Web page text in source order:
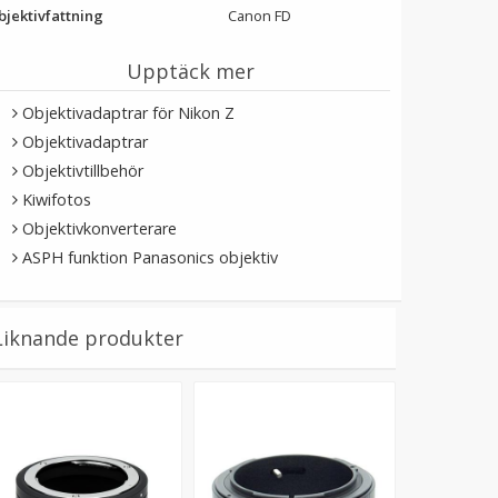
Canon FD
Upptäck mer
Objektivadaptrar för Nikon Z
Objektivadaptrar
Objektivtillbehör
Kiwifotos
Objektivkonverterare
ASPH funktion Panasonics objektiv
produkter